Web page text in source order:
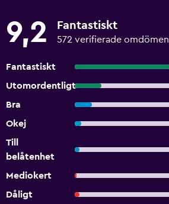
9,2 Fantastiskt
572 verifierade omdömen
Fantastiskt
Utomordentligt
Bra
Okej
Till
belåtenhet
Mediokert
Dåligt